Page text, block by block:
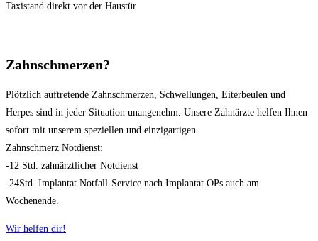
Taxistand direkt vor der Haustür
Zahnschmerzen?
Plötzlich auftretende Zahnschmerzen, Schwellungen, Eiterbeulen und
Herpes sind in jeder Situation unangenehm. Unsere Zahnärzte helfen Ihnen
sofort mit unserem speziellen und einzigartigen
Zahnschmerz Notdienst:
-12 Std. zahnärztlicher Notdienst
-24Std. Implantat Notfall-Service nach Implantat OPs auch am
Wochenende.
Wir helfen dir!